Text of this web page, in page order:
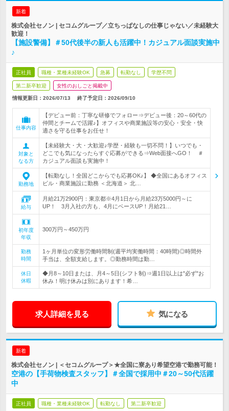
新着
株式会社セノン | セコムグループ／立ちっぱなしの仕事じゃない／未経験大
歓迎！
【施設警備】＃50代後半の新人も活躍中！カジュアル面談実施中
♪
正社員 職種・業種未経験OK 急募 転勤なし 学歴不問
第二新卒歓迎 女性のおしごと掲載中
情報更新日：2026/07/13 終了予定日： 2026/09/10
仕事内容
【デビュー前：丁寧な研修でフォロー⇒デビュー後：20～60代の
仲間とチームで活躍♪】オフィスや商業施設等の安心・安全・快
適さを守る仕事をお任せ！
対象と
なる方
【未経験大・大・大歓迎♪学歴・経験も一切不問！】いつでも・
どこでも気になったらすぐ応募ができる⇒Web面接へGO！ ＃
カジュアル面談も実施中！
勤務地
【転勤なし！全国どこからでも応募OK♪】 ◆全国にあるオフィス
ビル・商業施設に勤務 ＜北海道＞ 北…
給与
月給21万2900円：東京都※4月1日から月給23万5000円～に
UP！ 3月入社の方も、4月にベースUP！月給21…
初年度
年収
300万円～450万円
勤務
時間
1ヶ月単位の変形労働時間制(週平均実働時間：40時間)◎時間外
手当は、全額支給します。◎勤務時間は勤…
休日
休暇
◆月8～10日または、月4～5日(シフト制)⇒週1日以上は"必ず"お
休み！明け休みは別にあります！希…
求人詳細を見る 気になる
新着
株式会社セノン | ＜セコムグループ＞★全国に寮あり希望空港で勤務可能！
空港の【手荷物検査スタッフ】＃全国で採用中＃20～50代活躍
中
正社員 職種・業種未経験OK 転勤なし 第二新卒歓迎